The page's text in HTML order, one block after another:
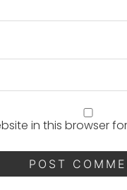
in this browser